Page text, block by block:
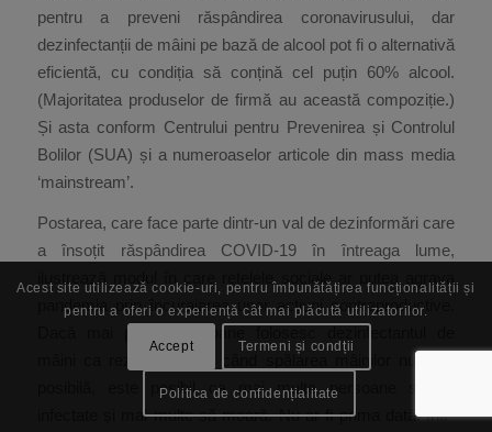
pentru a preveni răspândirea coronavirusului, dar
dezinfectanții de mâini pe bază de alcool pot fi o alternativă
eficientă, cu condiția să conțină cel puțin 60% alcool.
(Majoritatea produselor de firmă au această compoziție.)
Și asta conform Centrului pentru Prevenirea și Controlul
Bolilor (SUA) și a numeroaselor articole din mass media
‘mainstream’.
Postarea, care face parte dintr-un val de dezinformări care
a însoțit răspândirea COVID-19 în întreaga lume,
ilustrează modul în care rețelele sociale ar putea agrava
pandemia prin încurajarea unor acțiuni contraproductive.
Dacă mai puține persoane folosesc dezinfectantul de
mâini ca rezervă atunci când spălarea mâinilor nu este
posibilă, este posibil ca mai multe persoane să fie
infectate și mai multe să moară. Nu ar fi prima dată: într-
Acest site utilizează cookie-uri, pentru îmbunătățirea funcționalității și
pentru a oferi o experiență cât mai plăcută utilizatorilor.
Accept Termeni și condții
Politica de confidențialitate